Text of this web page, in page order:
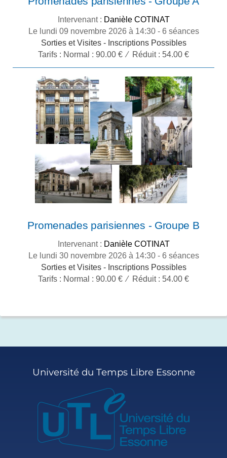
Intervenant : Danièle COTINAT
Le lundi 09 novembre 2026 à 14:30 - 6 séances
Sorties et Visites - Inscriptions Possibles
Tarifs : Normal : 90.00 € ⁄ Réduit : 54.00 €
Promenades parisiennes - Groupe B
Intervenant : Danièle COTINAT
Le lundi 30 novembre 2026 à 14:30 - 6 séances
Sorties et Visites - Inscriptions Possibles
Tarifs : Normal : 90.00 € ⁄ Réduit : 54.00 €
Université du Temps Libre Essonne